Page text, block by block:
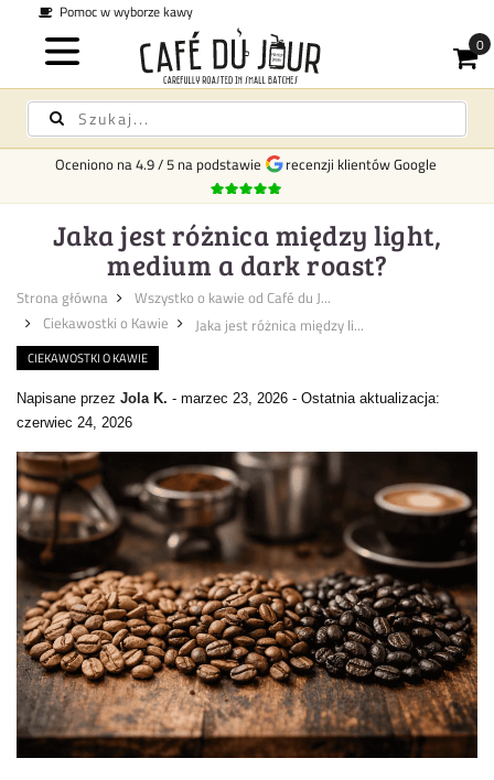
Koszt dostawy29 zł na terenie całej Polski -
Oceniono na4.9/5 na podstawie recenzji klientów Google
Jaka jest różnica między light,
medium a dark roast?
Strona główna
Wszystko o kawie od Café du J...
Ciekawostki o Kawie
Jaka jest różnica między li...
CIEKAWOSTKI O KAWIE
Napisane przez Jola K. - marzec 23, 2026 - Ostatnia aktualizacja:
czerwiec 24, 2026